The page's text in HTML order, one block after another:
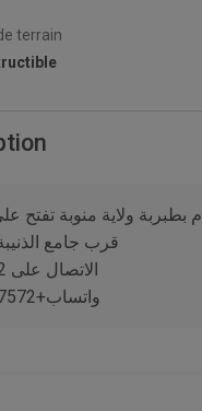
terrain
أرض للبيع155م بطبربة ولاية منوبة
قرب جامع
الاتصال على 20837572
واتساب+21620837572